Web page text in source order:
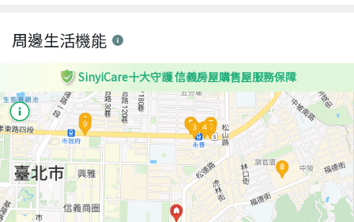
周邊生活機能
SinyiCare十大守護 信義房屋購售屋服務保障